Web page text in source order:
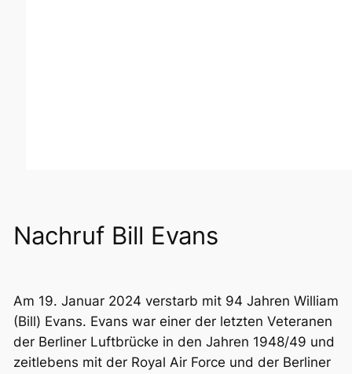
Nachruf Bill Evans
Am 19. Januar 2024 verstarb mit 94 Jahren William
(Bill) Evans. Evans war einer der letzten Veteranen
der Berliner Luftbrücke in den Jahren 1948/49 und
zeitlebens mit der Royal Air Force und der Berliner